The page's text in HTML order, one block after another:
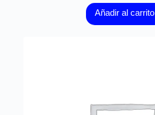
Añadir al carrito